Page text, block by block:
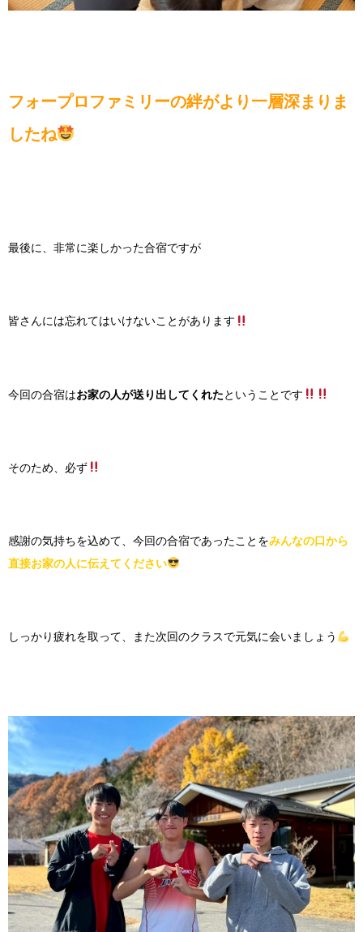
フォープロファミリーの絆がより一層深まりま
したね
最後に、非常に楽しかった合宿ですが
皆さんには忘れてはいけないことがあります
今回の合宿はお家の人が送り出してくれた ということです
そのため、必ず
感謝の気持ちを込めて、今回の合宿であったことをみんなの口から
直接お家の人に伝えてください
しっかり疲れを取って、また次回のクラスで元気に会いましょう